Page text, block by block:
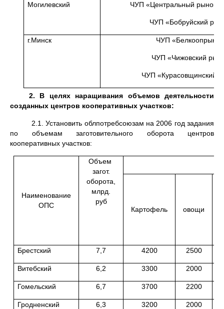
Могилевский ЧУП «Центральный рынок»
ЧУП «Бобруйский
г.Минск ЧУП
ЧУП «Чижовский
ЧУП «Курасовщинский
2.
В целях наращивания объемов деятельности
созданных центров кооперативных участков:
2.1. Установить облпотребсоюзам на 2006 год задания
по объемам заготовительного оборота центров
кооперативных участков:
Наименование
ОПС
Объем
загот.
оборота,
млрд.
руб
Картофель
овощи
Брестский 7,7 4200 2500
Витебский 6,2 3300 2000
Гомельский 6,7 3700 2200
Гродненский 6,3 3200 2000